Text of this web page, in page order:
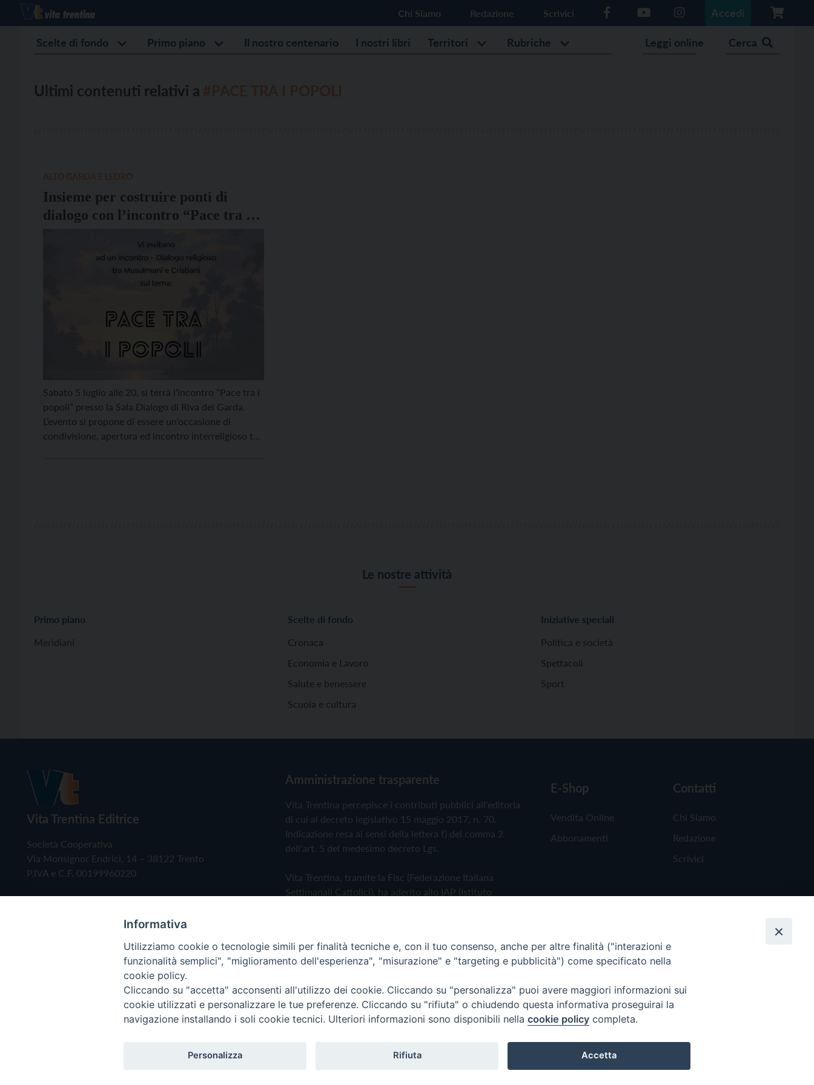
Chi Siamo Redazione Scrivici Accedi
Scelte di fondo Primo piano Il nostro centenario I nostri libri Territori Rubriche Leggi online Cerca
Ultimi contenuti relativi a
Insieme per costruire ponti di
dialogo con l’incontro “Pace tra i
Sabato 5 luglio alle 20, si terrà l’incontro “Pace tra i
popoli” presso la Sala Dialogo di Riva del Garda.
L’evento si propone di essere un’occasione di
condivisione, apertura ed incontro interreligioso tra
Le nostre attività
Primo piano
Meridiani
Scelte di fondo
Cronaca
Economia e Lavoro
Salute e benessere
Scuola e cultura
Iniziative speciali
Politica e società
Spettacoli
Sport
Vita Trentina Editrice
Società Cooperativa
Via Monsignor Endrici, 14 – 38122 Trento
P.IVA e C.F. 00199960220
Amministrazione trasparente
Vita Trentina percepisce i contributi pubblici all'editoria
di cui al decreto legislativo 15 maggio 2017, n. 70.
Indicazione resa ai sensi della lettera f) del comma 2
dell'art. 5 del medesimo decreto Lgs.
Vita Trentina, tramite la Fisc (Federazione Italiana
Settimanali Cattolici), ha aderito allo IAP (Istituto
Privacy Policy Cookie Policy
E-Shop
Vendita Online
Abbonamenti
Contatti
Chi Siamo
Redazione
Scrivici
Copyright © 2019 - Tutti i diritti riservati - Vita Trentina Editrice
Informativa
Utilizziamo cookie o tecnologie simili per finalità tecniche e, con il tuo consenso, anche per altre finalità ("interazioni e
funzionalità semplici", "miglioramento dell'esperienza", "misurazione" e "targeting e pubblicità") come specificato nella
cookie policy.
Cliccando su "accetta" acconsenti all'utilizzo dei cookie. Cliccando su "personalizza" puoi avere maggiori informazioni sui
cookie utilizzati e personalizzare le tue preferenze. Cliccando su "rifiuta" o chiudendo questa informativa proseguirai la
navigazione installando i soli cookie tecnici. Ulteriori informazioni sono disponibili nella cookie policy completa.
Personalizza Rifiuta Accetta